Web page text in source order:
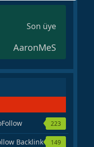
Son üye
AaronMeS
223
Backlink
149